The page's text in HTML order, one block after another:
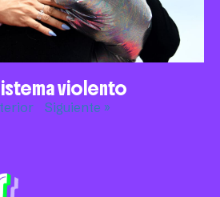
violento
Siguiente »